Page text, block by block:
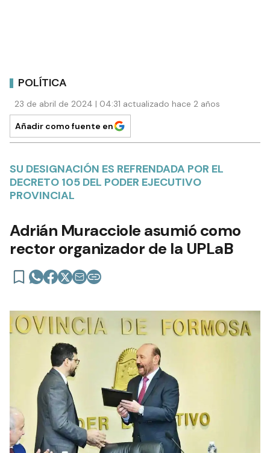
POLÍTICA
23 de abril de 2024 | 04:31 actualizado hace 2 años
Añadir como fuente en
SU DESIGNACIÓN ES REFRENDADA POR EL
DECRETO 105 DEL PODER EJECUTIVO
PROVINCIAL
Adrián Muracciole asumió como
rector organizador de la UPLaB